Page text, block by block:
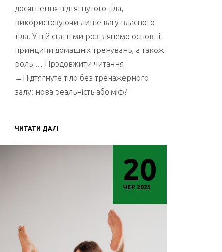
досягнення підтягнутого тіла,
використовуючи лише вагу власного
тіла. У цій статті ми розглянемо основні
принципи домашніх тренувань, а також
роль … Продовжити читання
→Підтягнуте тіло без тренажерного
залу: нова реальність або міф?
ЧИТАТИ ДАЛІ
20
ЧЕР 2025